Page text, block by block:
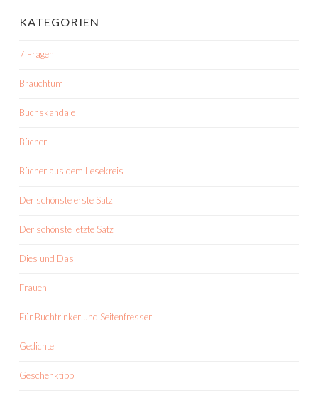
KATEGORIEN
7 Fragen
Brauchtum
Buchskandale
Bücher
Bücher aus dem Lesekreis
Der schönste erste Satz
Der schönste letzte Satz
Dies und Das
Frauen
Für Buchtrinker und Seitenfresser
Gedichte
Geschenktipp